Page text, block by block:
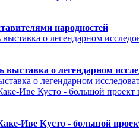
народностей
о легендарном
о легендарном
Иве Кусто - большой